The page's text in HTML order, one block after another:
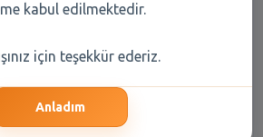
kabul edilmektedir.
için teşekkür ederiz.
Anladım